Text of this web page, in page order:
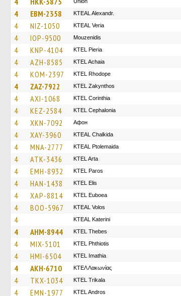
4 EBM-2358 KTEAL Alexandr.
4 NIZ-1050 KTEAL Veria
4 IOP-9500 Mouzenidis
4 KNP-4104 KTEL Pieria
4 AZH-8585 KTEL Achaia
4 KOM-2397 KTEL Rhodope
4 ZAZ-7922 KTEL Zakynthos
4 AXI-1068 KTEL Corinthia
4 KEZ-2584 KTEL Cephalonia
4 XKN-7092 Афон
4 XAY-3960 KTEAL Chalkida
4 MNA-2777 KTEAL Ptolemaida
4 ATK-3436 KTEL Arta
4 EMH-8932 KTEL Paros
4 HAN-1438 KTEL Elis
4 XAP-8814 ΚΤΕL Euboea
4 BOO-5967 KTEAL Volos
4 KTEAL Katerini
4 AHM-8944 KTEL Thebes
4 MIX-5101 ΚΤΕL Phthiotis
4 HMI-6504 KTEL Imathia
4 AKH-6710 ΚΤΕΛ Λακωνίας
4 TKX-1034 ΚΤΕL Τrikala
4 EMN-1977 KTEL Andros